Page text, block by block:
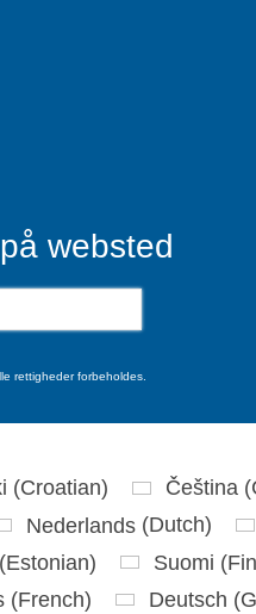
websted
rettigheder forbeholdes.
(Croatian) Čeština(
Nederlands (Dutch)
(Estonian) Suomi (
(French) Deutsch (